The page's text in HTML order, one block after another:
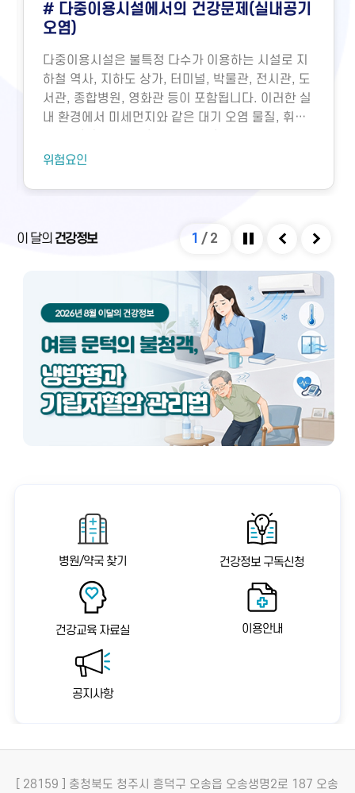
# 다중이용시설에서의 건강문제(실내공기
오염)
다중이용시설은 불특정 다수가 이용하는 시설로 지
하철 역사, 지하도 상가, 터미널, 박물관, 전시관, 도
서관, 종합병원, 영화관 등이 포함됩니다. 이러한 실
내 환경에서 미세먼지와 같은 대기 오염 물질, 휘발
오염물질에 노출되면 호흡기 질환 등 다양한 건강 문
가 부족하면 두통, 구토, 근육통, 불쾌감과 같은 빌딩
실내외 온도 차와 건조한 환경으로 인해 냉방병도 나
와 충분한 휴식을 통해 대부분 예방 및 관리할 수 있
위험요인
이 달의 건강정보 1 / 2
병원/약국 찾기 건강정보 구독신청
건강교육 자료실 이용안내
공지사항
[ 28159 ] 충청북도 청주시 흥덕구 오송읍 오송생명2로 187 오송